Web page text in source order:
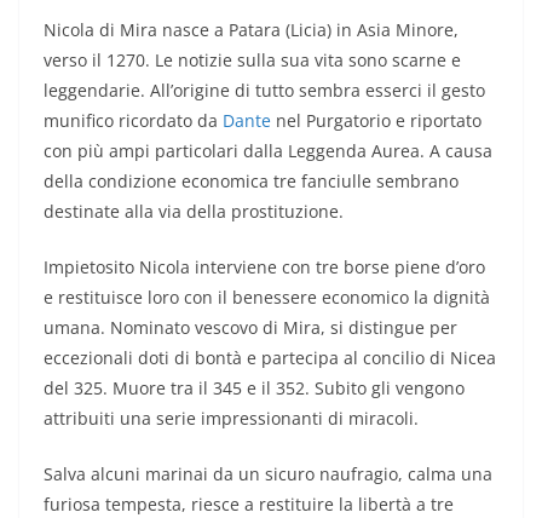
Nicola di Mira nasce a Patara (Licia) in Asia Minore,
verso il 1270. Le notizie sulla sua vita sono scarne e
leggendarie. All’origine di tutto sembra esserci il gesto
munifico ricordato da Dante nel Purgatorio e riportato
con più ampi particolari dalla Leggenda Aurea. A causa
della condizione economica tre fanciulle sembrano
destinate alla via della prostituzione.
Impietosito Nicola interviene con tre borse piene d’oro
e restituisce loro con il benessere economico la dignità
umana. Nominato vescovo di Mira, si distingue per
eccezionali doti di bontà e partecipa al concilio di Nicea
del 325. Muore tra il 345 e il 352. Subito gli vengono
attribuiti una serie impressionanti di miracoli.
Salva alcuni marinai da un sicuro naufragio, calma una
furiosa tempesta, riesce a restituire la libertà a tre